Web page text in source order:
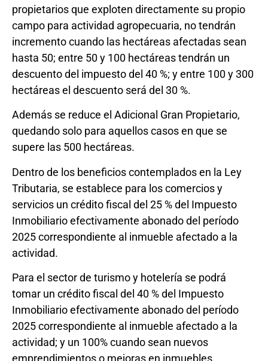
propietarios que exploten directamente su propio
campo para actividad agropecuaria, no tendrán
incremento cuando las hectáreas afectadas sean
hasta 50; entre 50 y 100 hectáreas tendrán un
descuento del impuesto del 40 %; y entre 100 y 300
hectáreas el descuento será del 30 %.
Además se reduce el Adicional Gran Propietario,
quedando solo para aquellos casos en que se
supere las 500 hectáreas.
Dentro de los beneficios contemplados en la Ley
Tributaria, se establece para los comercios y
servicios un crédito fiscal del 25 % del Impuesto
Inmobiliario efectivamente abonado del período
2025 correspondiente al inmueble afectado a la
actividad.
Para el sector de turismo y hotelería se podrá
tomar un crédito fiscal del 40 % del Impuesto
Inmobiliario efectivamente abonado del período
2025 correspondiente al inmueble afectado a la
actividad; y un 100% cuando sean nuevos
emprendimientos o mejoras en inmuebles.